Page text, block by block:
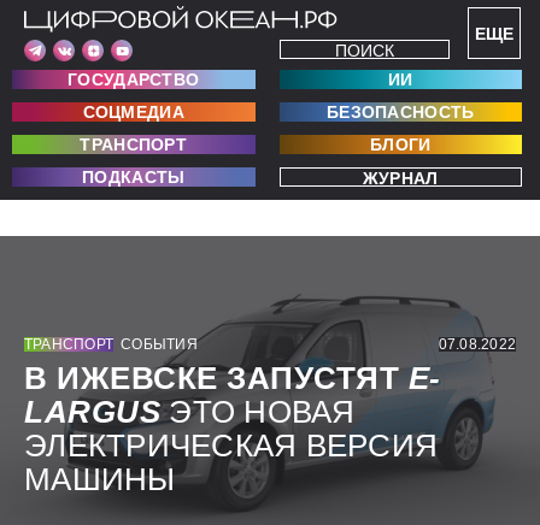
ЕЩЕ
ПОИСК
ГОСУДАРСТВО
ИИ
СОЦМЕДИА
БЕЗОПАСНОСТЬ
ТРАНСПОРТ
БЛОГИ
ПОДКАСТЫ
ЖУРНАЛ
ТРАНСПОРТ СОБЫТИЯ 07.08.2022
В ИЖЕВСКЕ ЗАПУСТЯТE-
LARGUSЭТО НОВАЯ
ЭЛЕКТРИЧЕСКАЯ ВЕРСИЯ
МАШИНЫ